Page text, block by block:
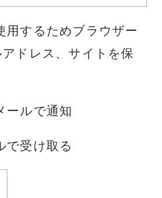
用するためブラウザー
ドレス、サイトを保
ールで通知
で受け取る